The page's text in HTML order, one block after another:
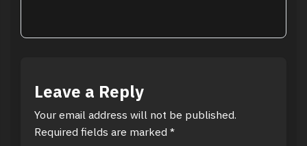
Leave a Reply
Your email address will not be published.
Required fields are marked *